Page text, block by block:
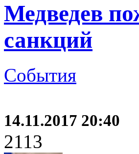
Медведев
санкций
События
14.11.2017 20:40
2113